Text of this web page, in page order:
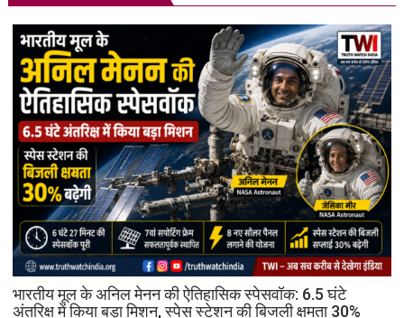
भारतीय मूल के अनिल मेनन की ऐतिहासिक स्पेसवॉक: 6.5 घंटे
अंतरिक्ष में किया बड़ा मिशन, स्पेस स्टेशन की बिजली क्षमता 30%